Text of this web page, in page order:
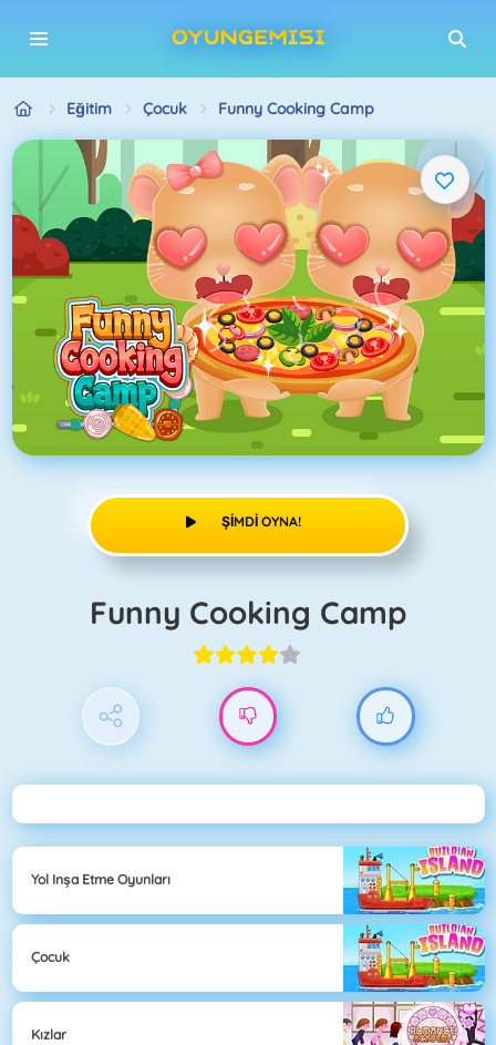
Eğitim Çocuk Funny Cooking Camp
ŞIMDI OYNA!
Funny Cooking Camp
Yol Inşa Etme Oyunları
Çocuk
Kızlar